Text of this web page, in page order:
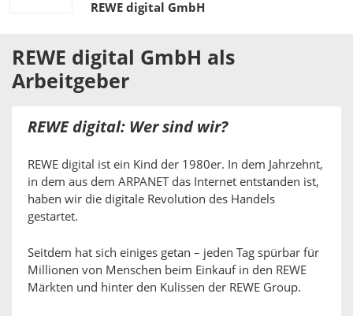
REWE digital GmbH
REWE digital GmbH als
Arbeitgeber
REWE digital: Wer sind wir?
REWE digital ist ein Kind der 1980er. In dem Jahrzehnt,
in dem aus dem ARPANET das Internet entstanden ist,
haben wir die digitale Revolution des Handels
gestartet.
Seitdem hat sich einiges getan – jeden Tag spürbar für
Millionen von Menschen beim Einkauf in den REWE
Märkten und hinter den Kulissen der REWE Group.